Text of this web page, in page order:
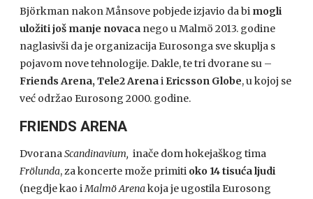
Björkman nakon Månsove pobjede izjavio da bi mogli
uložiti još manje novaca nego u Malmö 2013. godine
naglasivši da je organizacija Eurosonga sve skuplja s
pojavom nove tehnologije. Dakle, te tri dvorane su –
Friends Arena, Tele2 Arenai Ericsson Globe, u kojoj se
već održao Eurosong 2000. godine.
FRIENDS ARENA
DvoranaScandinavium, inače dom hokejaškog tima
Frölunda, za koncerte može primiti oko 14 tisuća ljudi
(negdje kao iMalmö Arenakoja je ugostila Eurosong